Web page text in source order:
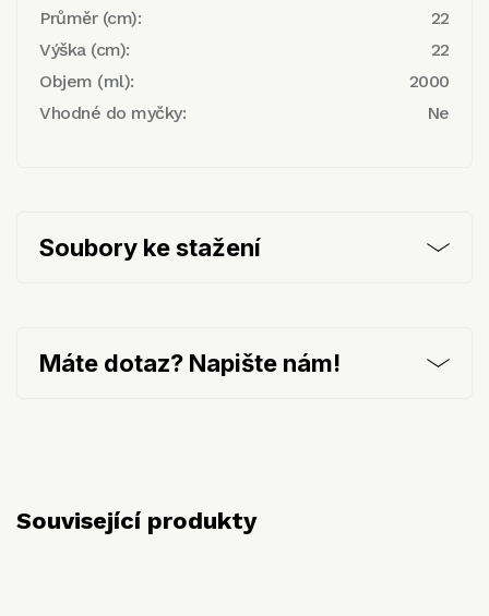
Průměr (cm):
22
Výška (cm):
22
Objem (ml):
2000
Vhodné do myčky:
Ne
Soubory ke stažení
Máte dotaz? Napište nám!
Související produkty